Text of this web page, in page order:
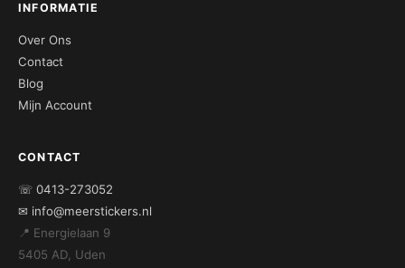
INFORMATIE
Over Ons
Contact
Blog
Mijn Account
CONTACT
☏ 0413-273052
✉ info@meerstickers.nl
📍 Energielaan 9
5405 AD, Uden